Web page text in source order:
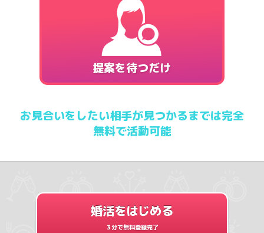
提案を待つだけ
お見合いをしたい相手が見つかるまでは完全
無料で活動可能
婚活をはじめる
３分で無料登録完了